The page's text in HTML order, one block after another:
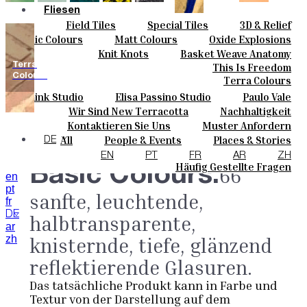
Fliesen
Field Tiles Special Tiles
3D & Relief
Hand Painted
Bold Pattern
Parquet Bisque
Natural Cotto
Smink Studio
Elisa Passino
Paulo Vale
Farben
Basic Colours Matt Colours
Oxide Explosions
Special Firing
Vintage Metallics
Dry Colours
Terra Colours
Keramik
Knit Knots
Basket Weave Anatomy
This Is Freedom
Maßanfertigungen
Designers
Smink Studio Elisa Passino Studio Paulo Vale
Über Uns
Wir Sind New Terracotta
Nachhaltigkeit
Portugiesisches Vermächtnis
Kontakte
Kontaktieren Sie Uns
Muster Anfordern
Kaufmöglichkeiten
Kataloge U Technische Spezifikationen
Häufig Gestellte Fragen
Journal
All People & Events
Places & Stories
Materials & Sustainability
Inspiration & Culture
DE
EN PT FR AR ZH
en
pt
fr
DE
ar
zh
Terra
Colours
Basic Colours.66
sanfte, leuchtende,
halbtransparente,
knisternde, tiefe, glänzend
reflektierende Glasuren.
Das tatsächliche Produkt kann in Farbe und
Textur von der Darstellung auf dem